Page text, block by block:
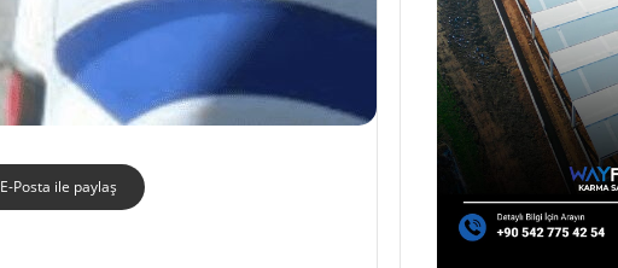
E-Posta ile paylaş